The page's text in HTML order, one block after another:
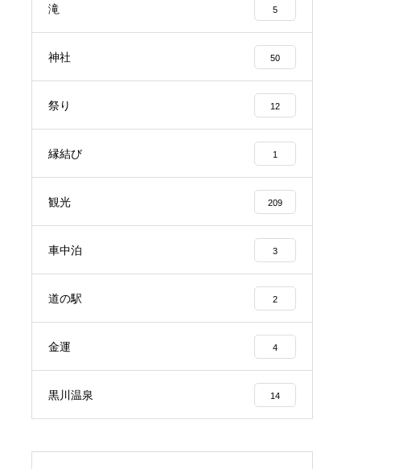
滝 5
神社 50
祭り 12
縁結び 1
観光 209
車中泊 3
道の駅 2
金運 4
黒川温泉 14